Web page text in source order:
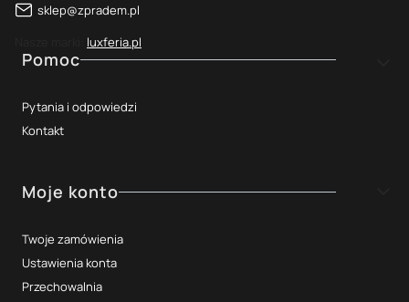
sklep@zpradem.pl
luxferia.pl
Linki w stopce
Pomoc
Pytania i odpowiedzi
Kontakt
Moje konto
Twoje zamówienia
Ustawienia konta
Przechowalnia